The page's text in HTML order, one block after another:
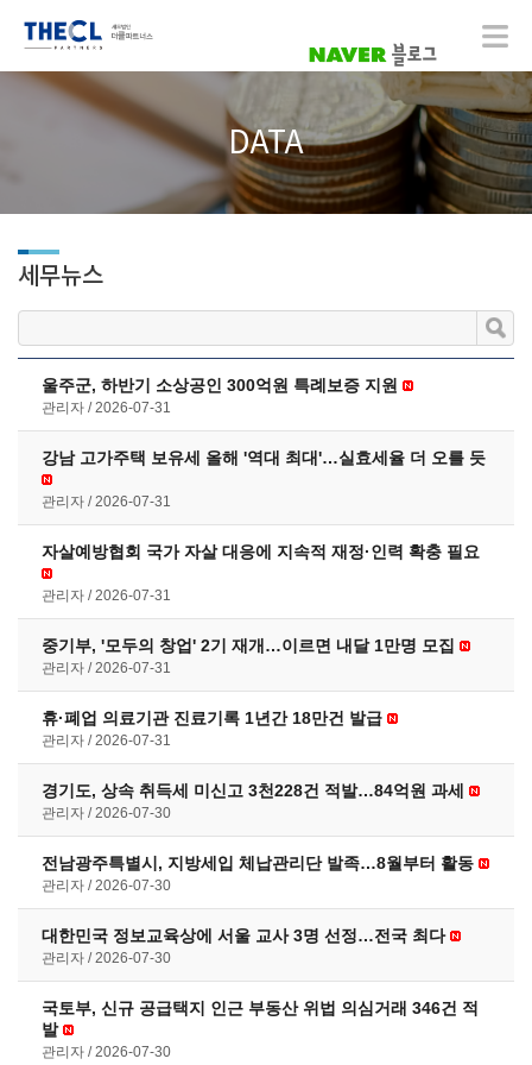
DATA
세무뉴스
울주군, 하반기 소상공인 300억원 특례보증 지원
관리자 2026-07-31
강남 고가주택 보유세 올해 '역대 최대'…실효세율 더 오를 듯
관리자 2026-07-31
자살예방협회 국가 자살 대응에 지속적 재정·인력 확충 필요
관리자 2026-07-31
중기부, '모두의 창업' 2기 재개…이르면 내달 1만명 모집
관리자 2026-07-31
휴·폐업 의료기관 진료기록 1년간 18만건 발급
관리자 2026-07-31
경기도, 상속 취득세 미신고 3천228건 적발…84억원 과세
관리자 2026-07-30
전남광주특별시, 지방세입 체납관리단 발족…8월부터 활동
관리자 2026-07-30
대한민국 정보교육상에 서울 교사 3명 선정…전국 최다
관리자 2026-07-30
국토부, 신규 공급택지 인근 부동산 위법 의심거래 346건 적
발
관리자 2026-07-30